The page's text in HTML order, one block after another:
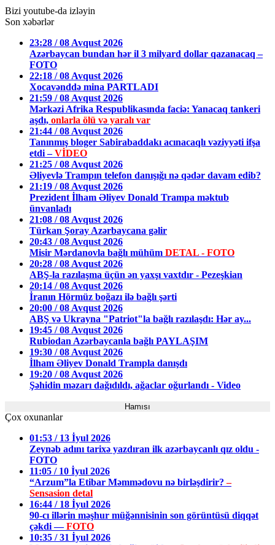
Bizi youtube-da izləyin
Son xəbərlər
23:28 / 08 Avqust 2026
Azərbaycan bundan hər il 3 milyard dollar qazanacaq –
FOTO
22:18 / 08 Avqust 2026
Xocavənddə mina PARTLADI
21:59 / 08 Avqust 2026
Mərkəzi Afrika Respublikasında faciə: Yanacaq tankeri
aşdı, onlarla ölü və yaralı var
21:44 / 08 Avqust 2026
Tanınmış bloger Sabirabaddakı acınacaqlı vəziyyəti ifşa
etdi –VİDEO
21:25 / 08 Avqust 2026
Əliyevlə Trampın telefon danışığı nə qədər davam edib?
21:19 / 08 Avqust 2026
Prezident İlham Əliyev Donald Trampa məktub
ünvanladı
21:08 / 08 Avqust 2026
Türkan Şoray Azərbaycana gəlir
20:43 / 08 Avqust 2026
Misir Mərdanovla bağlı mühüm DETAL - FOTO
20:28 / 08 Avqust 2026
ABŞ-la razılaşma üçün ən yaxşı vaxtdır - Pezeşkian
20:14 / 08 Avqust 2026
İranın Hörmüz boğazı ilə bağlı şərti
20:00 / 08 Avqust 2026
ABŞ və Ukrayna "Patriot"la bağlı razılaşdı: Hər ay...
19:45 / 08 Avqust 2026
Rubiodan Azərbaycanla bağlı PAYLAŞIM
19:30 / 08 Avqust 2026
İlham Əliyev Donald Trampla danışdı
19:20 / 08 Avqust 2026
Şəhidin məzarı dağıdıldı, ağaclar oğurlandı - Video
Hamısı
Çox oxunanlar
01:53 / 13 İyul 2026
Zeynəb adını tarixə yazdıran ilk azərbaycanlı qız oldu -
FOTO
11:05 / 10 İyul 2026
“Arzum”la Etibar Məmmədovu nə birləşdirir?–
Sensasion detal
16:44 / 18 İyul 2026
90-cı illərin məşhur müğənnisinin son görüntüsü diqqət
çəkdi —FOTO
10:35 / 31 İyul 2026